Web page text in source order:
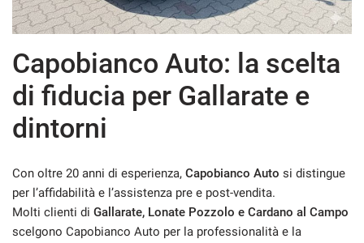
Capobianco Auto: la scelta
di fiducia per Gallarate e
dintorni
Con oltre 20 anni di esperienza, Capobianco Auto si distingue
per l’affidabilità e l’assistenza pre e post-vendita.
Molti clienti di Gallarate, Lonate Pozzolo e Cardano al Campo
scelgono Capobianco Auto per la professionalità e la
strumenti
di
si
rimanda
alla
cookie
policy.
Puoi
e
modificare
le
tue
scelte